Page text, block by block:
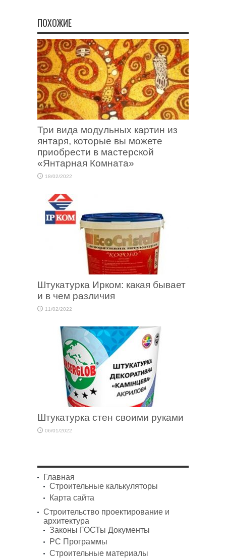
ПОХОЖИЕ
Три вида модульных картин из
янтаря, которые вы можете
приобрести в мастерской
«Янтарная Комната»
18/02/2022
Штукатурка Ирком: какая бывает
и в чем различия
11/02/2022
Штукатурка стен своими руками
06/01/2022
Главная
Строительные калькуляторы
Карта сайта
Строительство проектирование и
архитектура
Законы ГОСТы Документы
PC Программы
Строительные материалы